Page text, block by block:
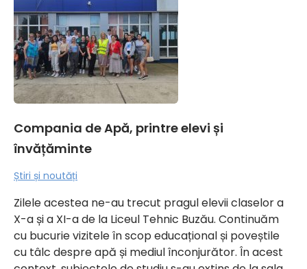
Compania de Apă, printre elevi și
învățăminte
Știri și noutăți
Zilele acestea ne-au trecut pragul elevii claselor a
X-a și a XI-a de la Liceul Tehnic Buzău. Continuăm
cu bucurie vizitele în scop educațional și poveștile
cu tâlc despre apă și mediul înconjurător. În acest